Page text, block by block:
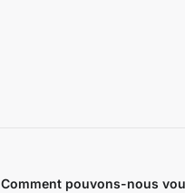
Comment pouvons-nous